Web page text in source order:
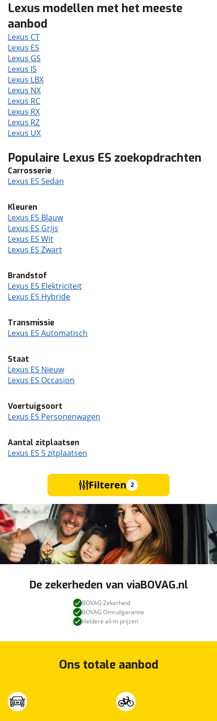
Lexus modellen met het meeste
aanbod
Lexus CT
Lexus ES
Lexus GS
Lexus IS
Lexus LBX
Lexus NX
Lexus RC
Lexus RX
Lexus RZ
Lexus UX
Populaire Lexus ES zoekopdrachten
Carrosserie
Lexus ES Sedan
Kleuren
Lexus ES Blauw
Lexus ES Grijs
Lexus ES Wit
Lexus ES Zwart
Brandstof
Lexus ES Elektriciteit
Lexus ES Hybride
Transmissie
Lexus ES Automatisch
Staat
Lexus ES Nieuw
Lexus ES Occasion
Voertuigsoort
Lexus ES Personenwagen
Aantal zitplaatsen
Lexus ES 5 zitplaatsen
Filteren 2
De zekerheden van viaBOVAG.nl
BOVAG Zekerheid
BOVAG Omruilgarantie
Heldere all-in prijzen
Ons totale aanbod